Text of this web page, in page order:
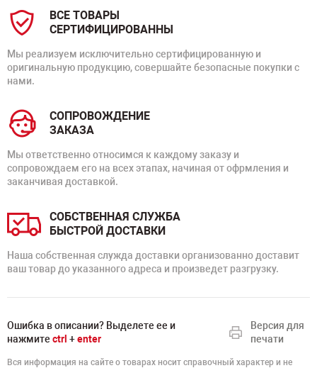
ВСЕ ТОВАРЫ
СЕРТИФИЦИРОВАННЫ
Мы реализуем исключительно сертифицированную и
оригинальную продукцию, совершайте безопасные покупки с
нами.
СОПРОВОЖДЕНИЕ
ЗАКАЗА
Мы ответственно относимся к каждому заказу и
сопровождаем его на всех этапах, начиная от офрмления и
заканчивая доставкой.
СОБСТВЕННАЯ СЛУЖБА
БЫСТРОЙ ДОСТАВКИ
Наша собственная служда доставки организованно доставит
ваш товар до указанного адреса и произведет разгрузку.
Ошибка в описании? Выделете ее и
нажмите ctrl +enter
Версия для
печати
Вся информация на сайте о товарах носит справочный характер и не